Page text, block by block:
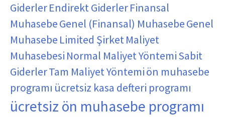
GiderlerEndirekt GiderlerFinansal
MuhasebeGenel (Finansal) MuhasebeGenel
Muhasebe Limited ŞirketMaliyet
Muhasebesi Normal Maliyet YöntemiSabit
GiderlerTam Maliyet Yöntemiön muhasebe
programı ücretsiz kasa defteri programı
ücretsiz ön muhasebe programı